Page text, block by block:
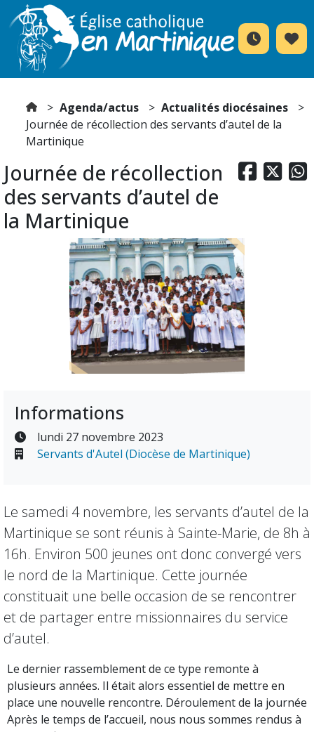
Agenda/actus
Actualités diocésaines
Journée de récollection des servants d’autel de la
Martinique
  
Journée de récollection
des servants d’autel de
la Martinique
Informations
lundi 27 novembre 2023
Servants d'Autel (Diocèse de Martinique)
Le samedi 4 novembre, les servants d’autel de la
Martinique se sont réunis à Sainte-Marie, de 8h à
16h. Environ 500 jeunes ont donc convergé vers
le nord de la Martinique. Cette journée
constituait une belle occasion de se rencontrer
et de partager entre missionnaires du service
d’autel.
Le dernier rassemblement de ce type remonte à
plusieurs années. Il était alors essentiel de mettre en
place une nouvelle rencontre. Déroulement de la journée
Après le temps de l’accueil, nous nous sommes rendus à